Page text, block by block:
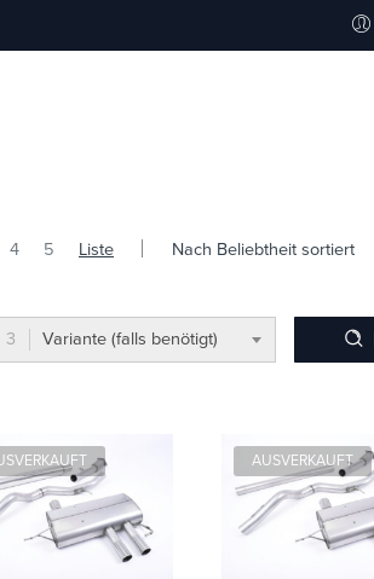
4 5 Liste
Variante (falls benötigt)
AUSVERKAUFT